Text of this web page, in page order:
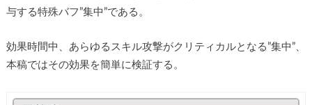
与する特殊バフ”集中”である。
効果時間中、あらゆるスキル攻撃がクリティカルとなる”集中”、
本稿ではその効果を簡単に検証する。